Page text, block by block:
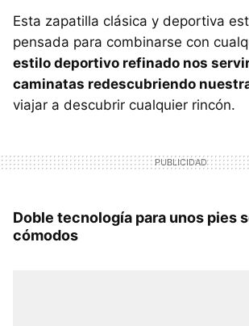
Esta zapatilla clásica y deportiva
pensada para combinarse con
estilo deportivo refinado nos
caminatas redescubriendo
viajar a descubrir cualquier rincón.
Doble tecnología para unos pies
cómodos